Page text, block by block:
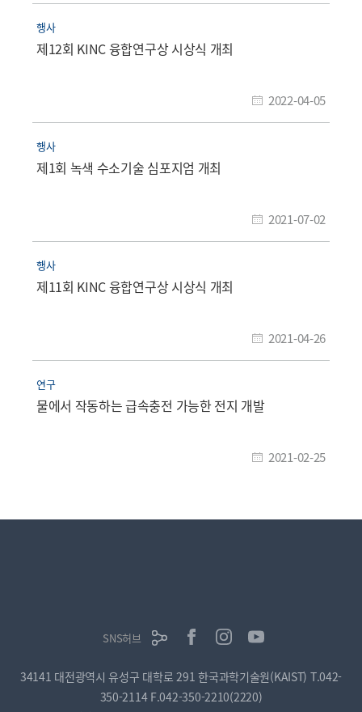
행사
제12회 KINC 융합연구상 시상식 개최
2022-04-05
행사
제1회 녹색 수소기술 심포지엄 개최
2021-07-02
행사
제11회 KINC 융합연구상 시상식 개최
2021-04-26
연구
물에서 작동하는 급속충전 가능한 전지 개발
2021-02-25
SNS허브
34141 대전광역시 유성구 대학로 291 한국과학기술원(KAIST) T.042-
350-2114 F.042-350-2210(2220)